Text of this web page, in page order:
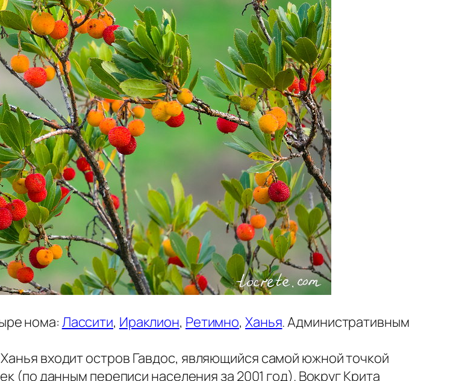
нома: Лассити, Ираклион, Ретимно, Ханья. Административным
входит остров Гавдос, являющийся самой южной точкой
(по данным переписи населения за 2001 год). Вокруг Крита